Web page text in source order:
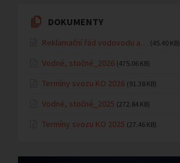
DOKUMENTY
Reklamační řád vodovodu a… (45.40 KB)
Vodné, stočné_2026 (475.06 KB)
Termíny svozu KO 2026 (91.38 KB)
Vodné, stočné_2025 (272.84 KB)
Termíny svozu KO 2025 (27.46 KB)